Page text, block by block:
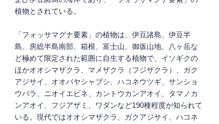
植物とされている。
「フォッサマグナ要素」の植物は、伊豆諸島、伊豆半
島、房総半島南部、箱根、富士山、御坂山地、八ヶ岳な
ど極めて限定された範囲に自生する植物で、イソギクの
ほかオオシマザクラ、マメザクラ（フジザクラ）、ガク
アジサイ、オオバヤシャブシ、ハコネウツギ、サンショ
ウバラ、ニオイエビネ、カントウカンアオイ、タマノカ
ンアオイ、フジアザミ、ワダンなど190種程度が知られて
いる。現代ではオオシマザクラ、ガクアジサイ、ハコネ